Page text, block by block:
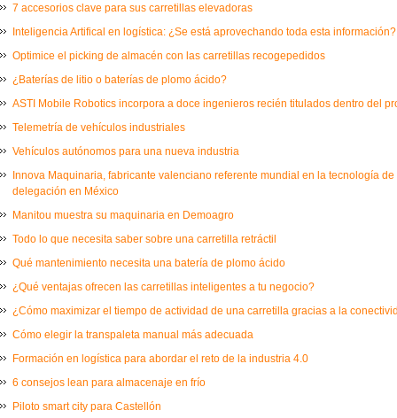
7 accesorios clave para sus carretillas elevadoras
Inteligencia Artifical en logística: ¿Se está aprovechando toda esta información?
Optimice el picking de almacén con las carretillas recogepedidos
¿Baterías de litio o baterías de plomo ácido?
ASTI Mobile Robotics incorpora a doce ingenieros recién titulados dentro del
Telemetría de vehículos industriales
Vehículos autónomos para una nueva industria
Innova Maquinaria, fabricante valenciano referente mundial en la tecnología
delegación en México
Manitou muestra su maquinaria en Demoagro
Todo lo que necesita saber sobre una carretilla retráctil
Qué mantenimiento necesita una batería de plomo ácido
¿Qué ventajas ofrecen las carretillas inteligentes a tu negocio?
¿Cómo maximizar el tiempo de actividad de una carretilla gracias a la
Cómo elegir la transpaleta manual más adecuada
Formación en logística para abordar el reto de la industria 4.0
6 consejos lean para almacenaje en frío
Piloto smart city para Castellón